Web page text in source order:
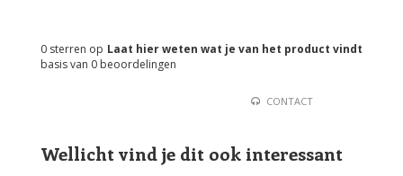
Laat hier weten wat je van het product vindt
0 sterren op
basis van 0 beoordelingen
CONTACT
Wellicht vind je dit ook interessant